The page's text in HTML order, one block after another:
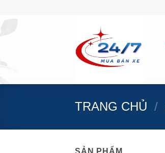
TRANG CHỦ /
SẢN PHẨM